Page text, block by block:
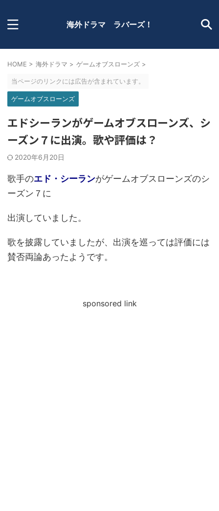
海外ドラマ ラバーズ！
HOME > 海外ドラマ > ゲームオブスローンズ >
当ページのリンクには広告が含まれています。
ゲームオブスローンズ
エドシーランがゲームオブスローンズ、シ
ーズン７に出演。歌や評価は？
2020年6月20日
歌手のエド・シーランがゲームオブスローンズのシ
ーズン７に
出演していました。
歌を披露していましたが、出演を巡っては評価には
賛否両論あったようです。
sponsored link